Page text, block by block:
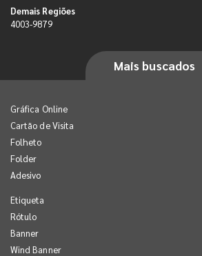
Demais Regiões
4003-9879
Mais buscados
Gráfica Online
Cartão de Visita
Folheto
Folder
Adesivo
Etiqueta
Rótulo
Banner
Wind Banner